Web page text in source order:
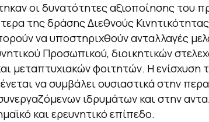
οι δυνατότητες αξιοποίησης του
της δράσης Διεθνούς
να υποστηριχθούν ανταλλαγές
Προσωπικού, διοικητικών
μεταπτυχιακών φοιτητών. Η ενίσχυση
να συμβάλει ουσιαστικά στην
ιδρυμάτων και στην
και ερευνητικό επίπεδο.